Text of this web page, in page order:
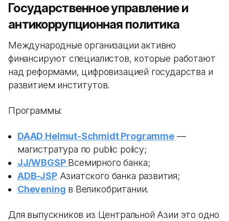
Государственное управление и
антикоррупционная политика
Международные организации активно
финансируют специалистов, которые работают
над реформами, цифровизацией государства и
развитием институтов.
Программы:
DAAD Helmut-Schmidt Programme—
магистратура по public policy;
JJ/WBGSP Всемирного банка;
ADB-JSPАзиатского банка развития;
Chevening в Великобритании.
Для выпускников из Центральной Азии это одно